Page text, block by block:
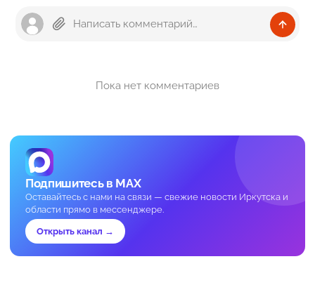
Пока нет комментариев
Подпишитесь в MAX
Оставайтесь с нами на связи — свежие новости Иркутска и
области прямо в мессенджере.
Открыть канал →